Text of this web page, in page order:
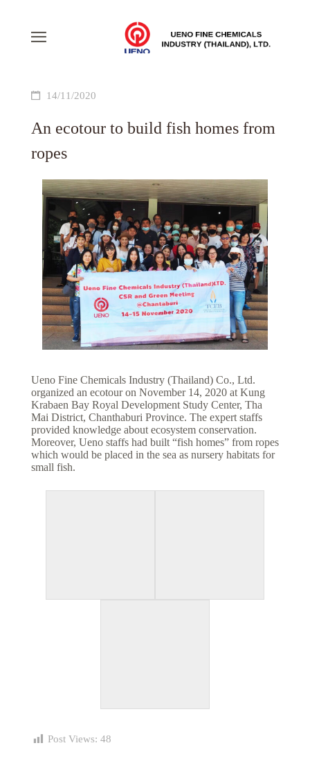
14/11/2020
An ecotour to build fish homes from
ropes
Ueno Fine Chemicals Industry (Thailand) Co., Ltd.
organized an ecotour on November 14, 2020 at Kung
Krabaen Bay Royal Development Study Center, Tha
Mai District, Chanthaburi Province. The expert staffs
provided knowledge about ecosystem conservation.
Moreover, Ueno staffs had built “fish homes” from ropes
which would be placed in the sea as nursery habitats for
small fish.
Post Views: 48